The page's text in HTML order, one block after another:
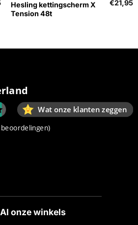
Hesling kettingscherm X
Tension 48t
€21,95
Wat onze klanten zeggen
Al onze winkels